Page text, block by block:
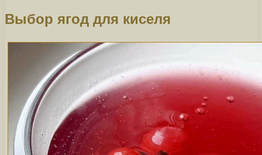
Выбор ягод для киселя